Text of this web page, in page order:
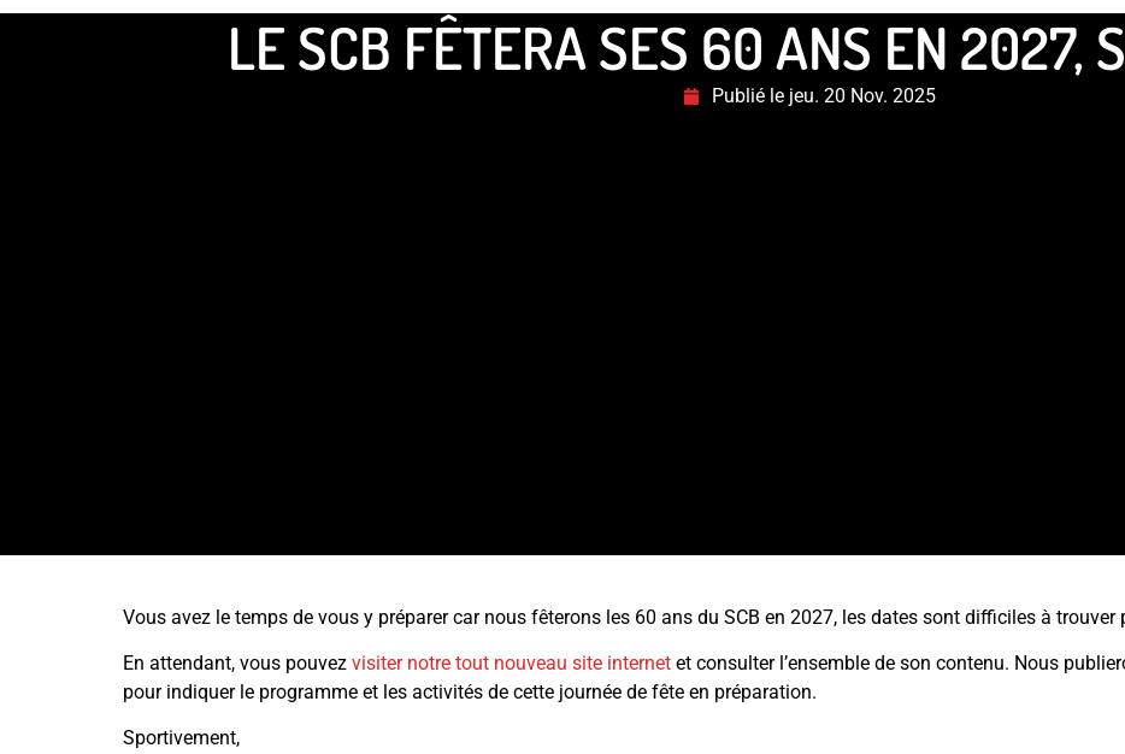
LE SCB FÊTERA SES 60 ANS EN 2027,
Publié le jeu. 20 Nov. 2025
Vous avez le temps de vous y préparer car nous fêterons les 60 ans du SCB en 2027, les dates sont difficiles à trouver
En attendant, vous pouvez visiter notre tout nouveau site internet et consulter l’ensemble de son contenu. Nous
pour indiquer le programme et les activités de cette journée de fête en préparation.
Sportivement,